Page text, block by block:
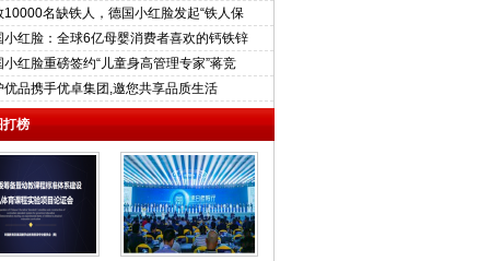
10000名缺铁人，德国小红脸发起“铁人保
小红脸：全球6亿母婴消费者喜欢的钙铁锌
小红脸重磅签约“儿童身高管理专家”蒋竞
优品携手优卓集团,邀您共享品质生活
打榜